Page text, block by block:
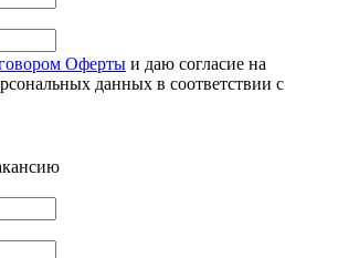
Оферты и даю согласие на
данных в соответствии с